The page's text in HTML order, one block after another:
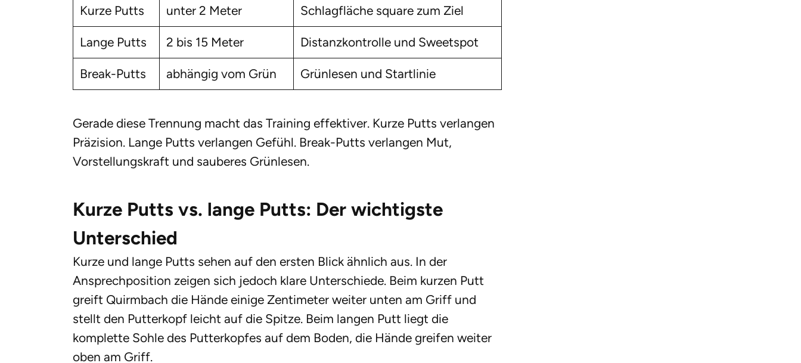
Kurze Putts unter 2 Meter Schlagfläche square zum Ziel
Lange Putts 2 bis 15 Meter Distanzkontrolle und Sweetspot
Break-Putts abhängig vom Grün Grünlesen und Startlinie
Gerade diese Trennung macht das Training effektiver. Kurze Putts verlangen
Präzision. Lange Putts verlangen Gefühl. Break-Putts verlangen Mut,
Vorstellungskraft und sauberes Grünlesen.
Kurze Putts vs. lange Putts: Der wichtigste
Unterschied
Kurze und lange Putts sehen auf den ersten Blick ähnlich aus. In der
Ansprechposition zeigen sich jedoch klare Unterschiede. Beim kurzen Putt
greift Quirmbach die Hände einige Zentimeter weiter unten am Griff und
stellt den Putterkopf leicht auf die Spitze. Beim langen Putt liegt die
komplette Sohle des Putterkopfes auf dem Boden, die Hände greifen weiter
oben am Griff.